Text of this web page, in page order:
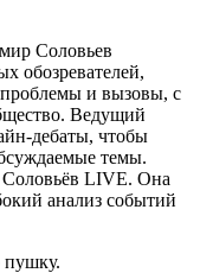
Соловьев
обозревателей,
проблемы и вызовы, с
Ведущий
дебаты, чтобы
темы.
Соловьёв LIVE. Она
анализ событий
пушку.